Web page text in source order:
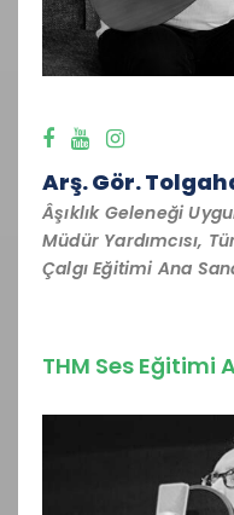
Arş. Gör.
Âşıklık Geleneği
Müdür Yardımcısı,
Çalgı Eğitimi Ana
THM Ses Eğitimi